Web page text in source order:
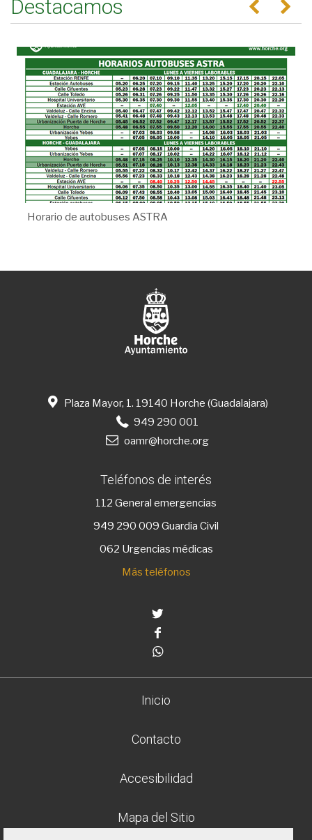
Destacamos
Horario de autobuses ASTRA
Plaza Mayor, 1. 19140 Horche (Guadalajara)
949 290 001
oamr@horche.org
Teléfonos de interés
112 General emergencias
949 290 009 Guardia Civil
062 Urgencias médicas
Más teléfonos
Inicio
Contacto
Accesibilidad
Mapa del Sitio